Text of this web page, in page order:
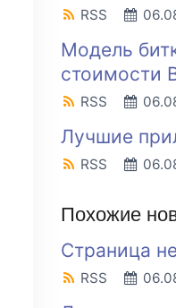
RSS
Модель
стоимости
RSS
Лучшие
RSS
Похожие
Страница
RSS